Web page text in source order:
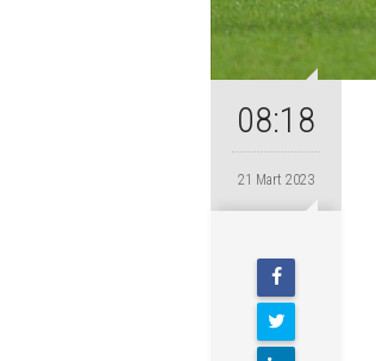
08:18
21 Mart 2023